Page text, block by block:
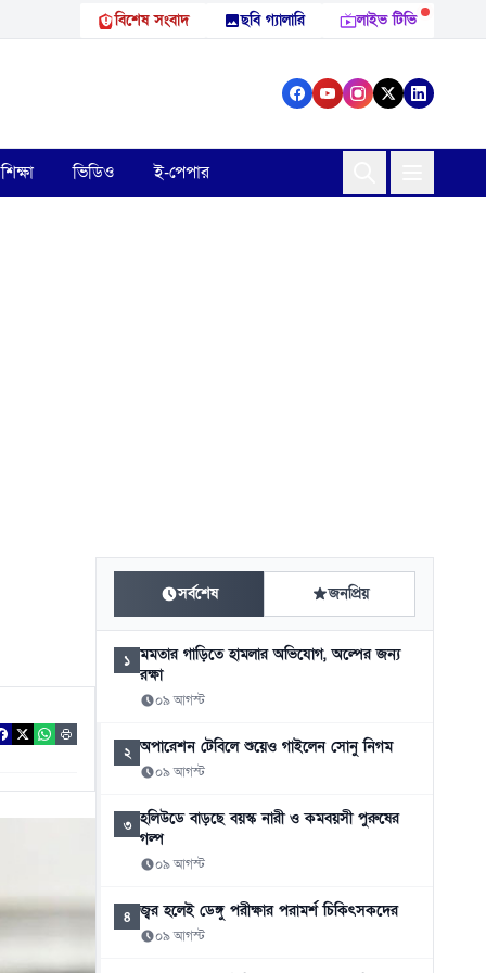
বিশেষ সংবাদ ছবি গ্যালারি লাইভ টিভি
শিক্ষা ভিডিও ই-পেপার
সর্বশেষ জনপ্রিয়
১ মমতার গাড়িতে হামলার অভিযোগ, অল্পের জন্য
রক্ষা
০৯ আগস্ট
২ অপারেশন টেবিলে শুয়েও গাইলেন সোনু নিগম
০৯ আগস্ট
৩ হলিউডে বাড়ছে বয়স্ক নারী ও কমবয়সী পুরুষের
গল্প
০৯ আগস্ট
৪ জ্বর হলেই ডেঙ্গু পরীক্ষার পরামর্শ চিকিৎসকদের
০৯ আগস্ট